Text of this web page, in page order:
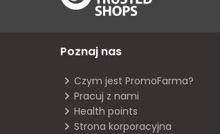
Poznaj nas
Czym jest PromoFarma?
Pracuj z nami
Health points
Strona korporacyjna